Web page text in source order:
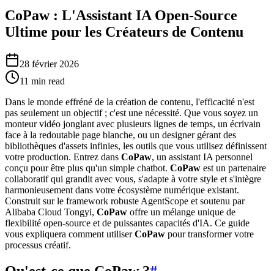
CoPaw : L'Assistant IA Open-Source
Ultime pour les Créateurs de Contenu
28 février 2026
11 min read
Dans le monde effréné de la création de contenu, l'efficacité n'est
pas seulement un objectif ; c'est une nécessité. Que vous soyez un
monteur vidéo jonglant avec plusieurs lignes de temps, un écrivain
face à la redoutable page blanche, ou un designer gérant des
bibliothèques d'assets infinies, les outils que vous utilisez définissent
votre production. Entrez dans CoPaw, un assistant IA personnel
conçu pour être plus qu'un simple chatbot. CoPaw est un partenaire
collaboratif qui grandit avec vous, s'adapte à votre style et s'intègre
harmonieusement dans votre écosystème numérique existant.
Construit sur le framework robuste AgentScope et soutenu par
Alibaba Cloud Tongyi, CoPaw offre un mélange unique de
flexibilité open-source et de puissantes capacités d'IA. Ce guide
vous expliquera comment utiliserCoPaw pour transformer votre
processus créatif.